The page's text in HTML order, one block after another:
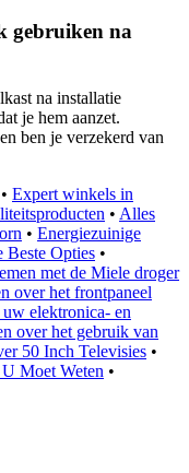
gebruiken na
na installatie
je hem aanzet.
ben je verzekerd van
• Expert winkels in
• Alles
• Energiezuinige
Beste Opties •
met de Miele droger
over het frontpaneel
elektronica- en
over het gebruik van
50 Inch Televisies •
Moet Weten •